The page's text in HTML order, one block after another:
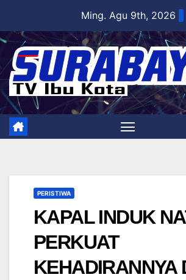
content
Ming. Agu 9th, 2026
PERISTIWA
KAPAL INDUK
PERKUAT
KEHADIRANNYA